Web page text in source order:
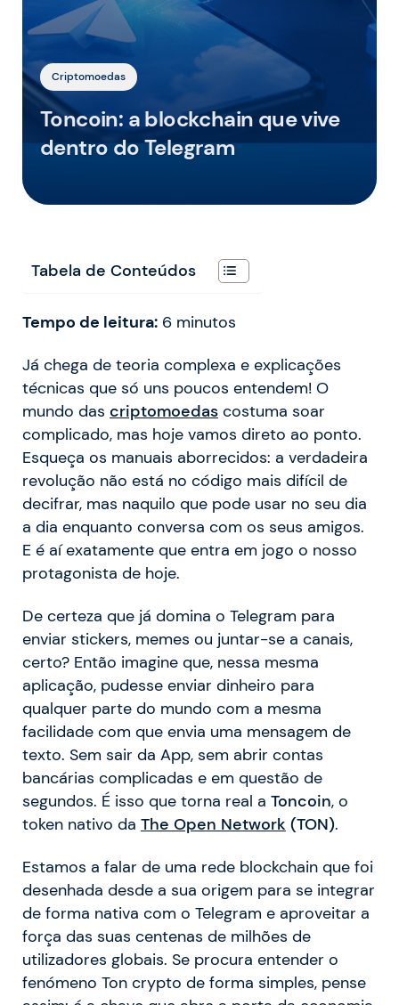
Criptomoedas
Toncoin: a blockchain que vive
dentro do Telegram
Tabela de Conteúdos
Tempo de leitura: 6 minutos
Já chega de teoria complexa e explicações
técnicas que só uns poucos entendem! O
mundo das criptomoedas costuma soar
complicado, mas hoje vamos direto ao ponto.
Esqueça os manuais aborrecidos: a verdadeira
revolução não está no código mais difícil de
decifrar, mas naquilo que pode usar no seu dia
a dia enquanto conversa com os seus amigos.
E é aí exatamente que entra em jogo o nosso
protagonista de hoje.
De certeza que já domina o Telegram para
enviar stickers, memes ou juntar-se a canais,
certo? Então imagine que, nessa mesma
aplicação, pudesse enviar dinheiro para
qualquer parte do mundo com a mesma
facilidade com que envia uma mensagem de
texto. Sem sair da App, sem abrir contas
bancárias complicadas e em questão de
segundos. É isso que torna real a Toncoin, o
token nativo da The Open Network (TON).
Estamos a falar de uma rede blockchain que foi
desenhada desde a sua origem para se integrar
de forma nativa com o Telegram e aproveitar a
força das suas centenas de milhões de
utilizadores globais. Se procura entender o
fenómeno Ton crypto de forma simples, pense